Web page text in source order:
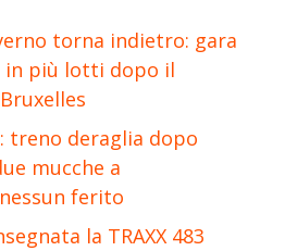
torna indietro: gara
in più lotti dopo il
treno deraglia dopo
mucche a
ferito
la TRAXX 483